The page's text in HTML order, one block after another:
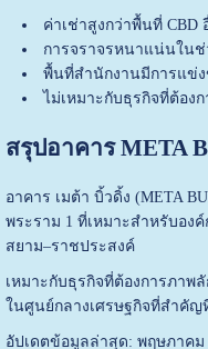
ค่าเช่าสูงกว่าพื้นที่ CBD
การจราจรหนาแน่นในช่
พื้นที่สำนักงานมีการแข่
ไม่เหมาะกับธุรกิจที่ต้อง
สรุปอาคาร META
อาคาร เมต้า บิ้วดิ้ง (META
พระราม 1 ที่เหมาะสำหรับอง
สยาม–ราชประสงค์
เหมาะกับธุรกิจที่ต้องการภาพ
ในศูนย์กลางเศรษฐกิจที่สำคัญ
อัปเดตข้อมูลล่าสุด: พฤษภาคม